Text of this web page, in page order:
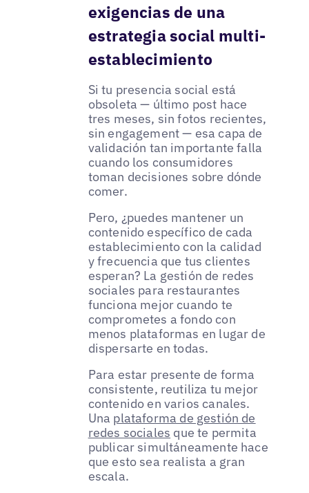
exigencias de una
estrategia social multi-
establecimiento
Si tu presencia social está
obsoleta — último post hace
tres meses, sin fotos recientes,
sin engagement — esa capa de
validación tan importante falla
cuando los consumidores
toman decisiones sobre dónde
comer.
Pero, ¿puedes mantener un
contenido específico de cada
establecimiento con la calidad
y frecuencia que tus clientes
esperan? La gestión de redes
sociales para restaurantes
funciona mejor cuando te
comprometes a fondo con
menos plataformas en lugar de
dispersarte en todas.
Para estar presente de forma
consistente, reutiliza tu mejor
contenido en varios canales.
Una plataforma de gestión de
redes sociales que te permita
publicar simultáneamente hace
que esto sea realista a gran
escala.